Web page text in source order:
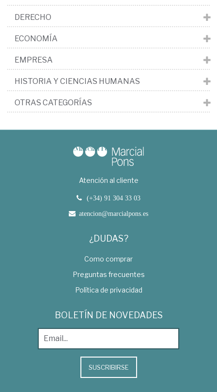
DERECHO
ECONOMÍA
EMPRESA
HISTORIA Y CIENCIAS HUMANAS
OTRAS CATEGORÍAS
Atención al cliente
(+34) 91 304 33 03
atencion@marcialpons.es
¿DUDAS?
Como comprar
Preguntas frecuentes
Política de privacidad
BOLETÍN DE NOVEDADES
SUSCRIBIRSE